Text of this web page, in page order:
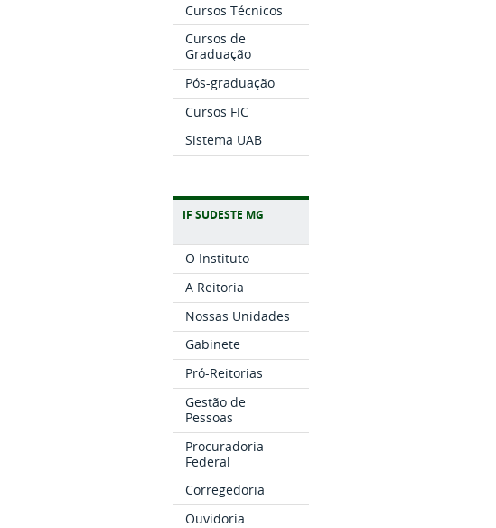
Cursos Técnicos
Cursos de
Graduação
Pós-graduação
Cursos FIC
Sistema UAB
IF SUDESTE MG
O Instituto
A Reitoria
Nossas Unidades
Gabinete
Pró-Reitorias
Gestão de
Pessoas
Procuradoria
Federal
Corregedoria
Ouvidoria